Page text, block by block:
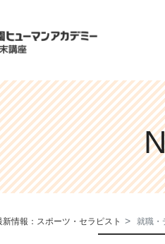
新情報：スポーツ・セラピスト 就職・